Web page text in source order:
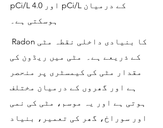
pCi/L اور 4.0 pCi/L کے درمیان
ہوسکتی ہے۔
Radon کا بنیادی داخلی نقطہ مٹی
کے ذریعے ہے۔ مٹی میں ریڈون کی
مقدار مٹی کی کیمسٹری پر منحصر
ہے اور گھروں کے درمیان مختلف
ہوتی ہے اور یہ موسم، مٹی کی نمی
اور سوراخ، گھر کی تعمیر، بنیاد